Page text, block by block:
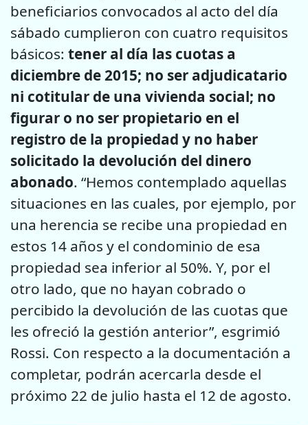
beneficiarios convocados al acto del día
sábado cumplieron con cuatro requisitos
básicos: tener al día las cuotas a
diciembre de 2015; no ser adjudicatario
ni cotitular de una vivienda social; no
figurar o no ser propietario en el
registro de la propiedad y no haber
solicitado la devolución del dinero
abonado. “Hemos contemplado aquellas
situaciones en las cuales, por ejemplo, por
una herencia se recibe una propiedad en
estos 14 años y el condominio de esa
propiedad sea inferior al 50%. Y, por el
otro lado, que no hayan cobrado o
percibido la devolución de las cuotas que
les ofreció la gestión anterior”, esgrimió
Rossi. Con respecto a la documentación a
completar, podrán acercarla desde el
próximo 22 de julio hasta el 12 de agosto.